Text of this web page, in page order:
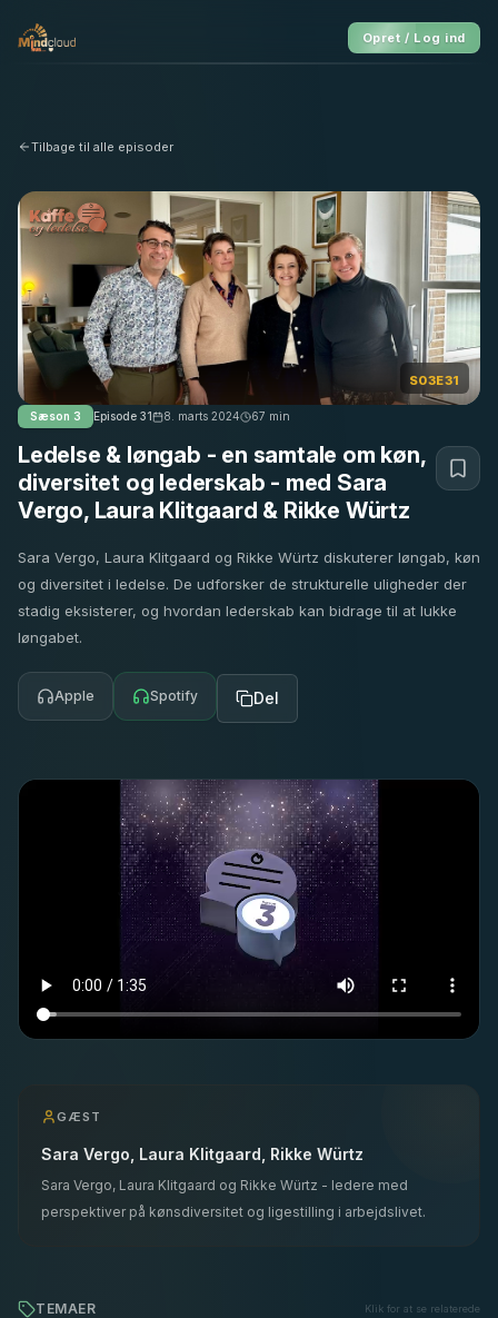
Opret / Log ind
Tilbage til alle episoder
S03E31
Sæson 3 Episode 31 8. marts 2024 67 min
Ledelse & løngab - en samtale om køn,
diversitet og lederskab - med Sara
Vergo, Laura Klitgaard & Rikke Würtz
Sara Vergo, Laura Klitgaard og Rikke Würtz diskuterer løngab, køn
og diversitet i ledelse. De udforsker de strukturelle uligheder der
stadig eksisterer, og hvordan lederskab kan bidrage til at lukke
løngabet.
Apple Spotify Del
GÆST
Sara Vergo, Laura Klitgaard, Rikke Würtz
Sara Vergo, Laura Klitgaard og Rikke Würtz - ledere med
perspektiver på kønsdiversitet og ligestilling i arbejdslivet.
TEMAER Klik for at se relaterede